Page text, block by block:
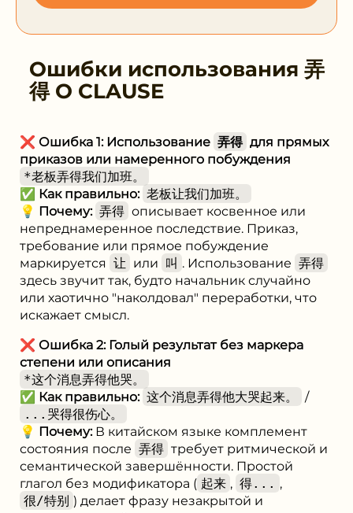
Ошибки использования 弄
得 O CLAUSE
❌ Ошибка 1: Использование 弄得 для прямых
приказов или намеренного побуждения
*老板弄得我们加班。
✅ Как правильно: 老板让我们加班。
💡 Почему: 弄得 описывает косвенное или
непреднамеренное последствие. Приказ,
требование или прямое побуждение
маркируется 让 или 叫 . Использование 弄得
здесь звучит так, будто начальник случайно
или хаотично "наколдовал" переработки, что
искажает смысл.
❌ Ошибка 2: Голый результат без маркера
степени или описания
*这个消息弄得他哭。
✅ Как правильно: 这个消息弄得他大哭起来。
/
...哭得很伤心。
💡 Почему:В китайском языке комплемент
состояния после 弄得 требует ритмической и
семантической завершённости. Простой
глагол без модификатора ( 起来 , 得... ,
很/特别 ) делает фразу незакрытой и